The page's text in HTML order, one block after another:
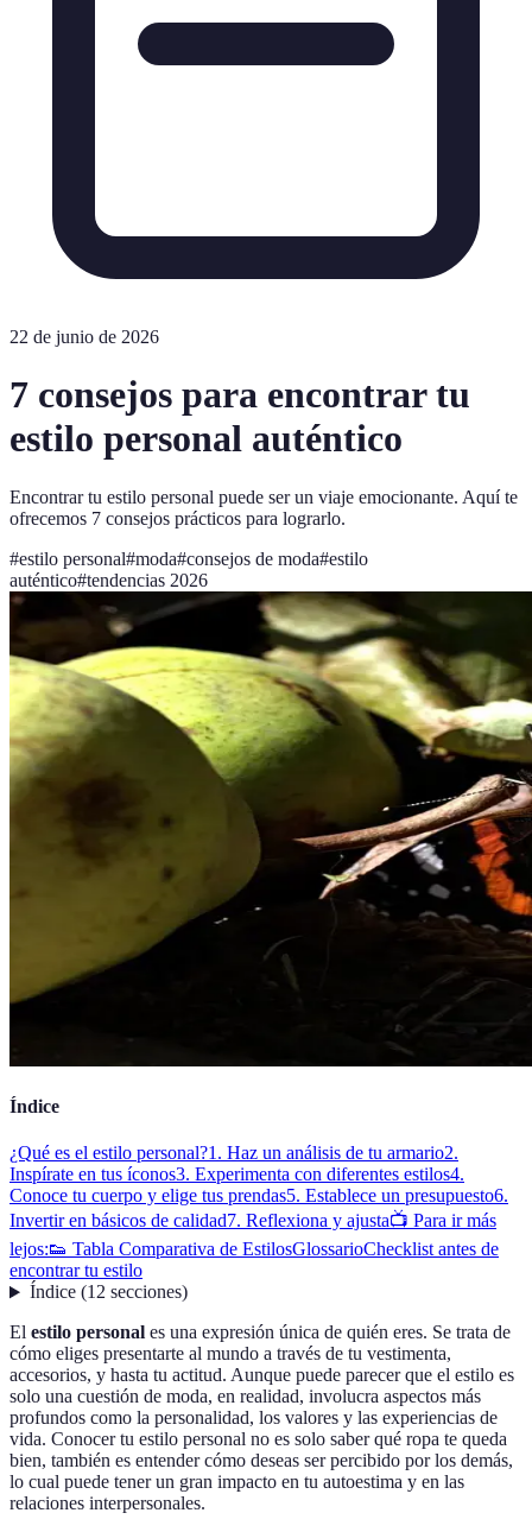
22 de junio de 2026
7 consejos para encontrar tu
estilo personal auténtico
Encontrar tu estilo personal puede ser un viaje emocionante. Aquí te
ofrecemos 7 consejos prácticos para lograrlo.
#estilo personal#moda#consejos de moda#estilo
auténtico#tendencias 2026
Índice
¿Qué es el estilo personal?1. Haz un análisis de tu armario2.
Inspírate en tus íconos3. Experimenta con diferentes estilos4.
Conoce tu cuerpo y elige tus prendas5. Establece un presupuesto6.
Invertir en básicos de calidad7. Reflexiona y ajusta📺 Para ir más
lejos:👟 Tabla Comparativa de EstilosGlossarioChecklist antes de
encontrar tu estilo
Índice(12 secciones)
El estilo personal es una expresión única de quién eres. Se trata de
cómo eliges presentarte al mundo a través de tu vestimenta,
accesorios, y hasta tu actitud. Aunque puede parecer que el estilo es
solo una cuestión de moda, en realidad, involucra aspectos más
profundos como la personalidad, los valores y las experiencias de
vida. Conocer tu estilo personal no es solo saber qué ropa te queda
bien, también es entender cómo deseas ser percibido por los demás,
lo cual puede tener un gran impacto en tu autoestima y en las
relaciones interpersonales.